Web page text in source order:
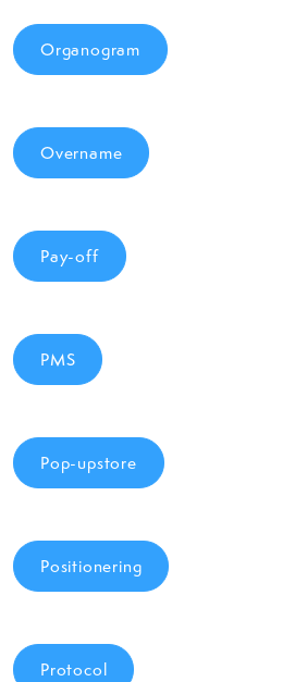
Organogram
Overname
Pay-off
PMS
Pop-upstore
Positionering
Protocol